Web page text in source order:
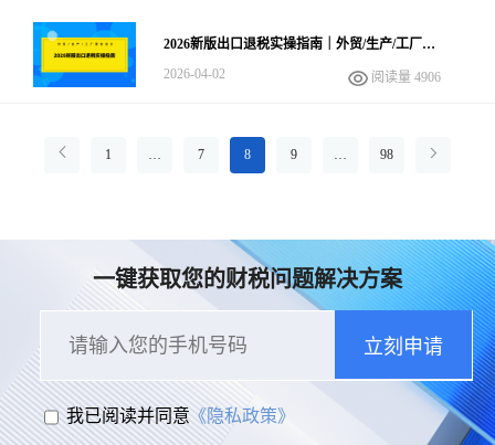
2026新版出口退税实操指南｜外贸/生产/工厂混
2026-04-02 阅读量 4906
1 … 7 8 9 … 98
一键获取您的财税问题解决方案
立刻申请
我已阅读并同意《隐私政策》